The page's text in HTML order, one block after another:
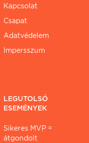
Kapcsolat
Csapat
Adatvédelem
Impersszum
LEGUTOLSÓ
ESEMÉNYEK
Sikeres MVP =
átgondolt